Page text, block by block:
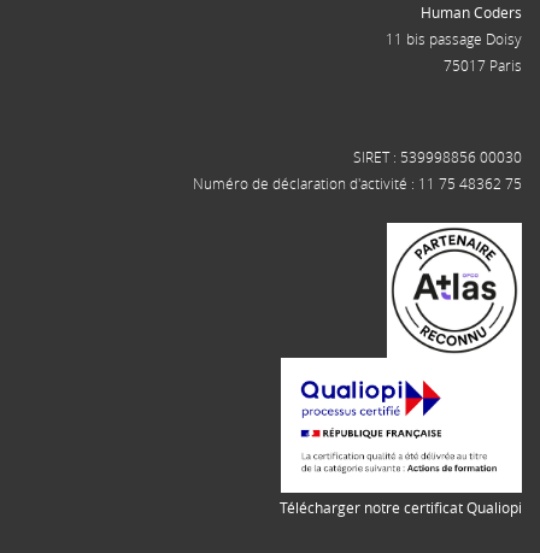
Human Coders
11 bis passage Doisy
75017 Paris
SIRET : 539998856 00030
Numéro de déclaration d'activité : 11 75 48362 75
Télécharger notre certificat Qualiopi